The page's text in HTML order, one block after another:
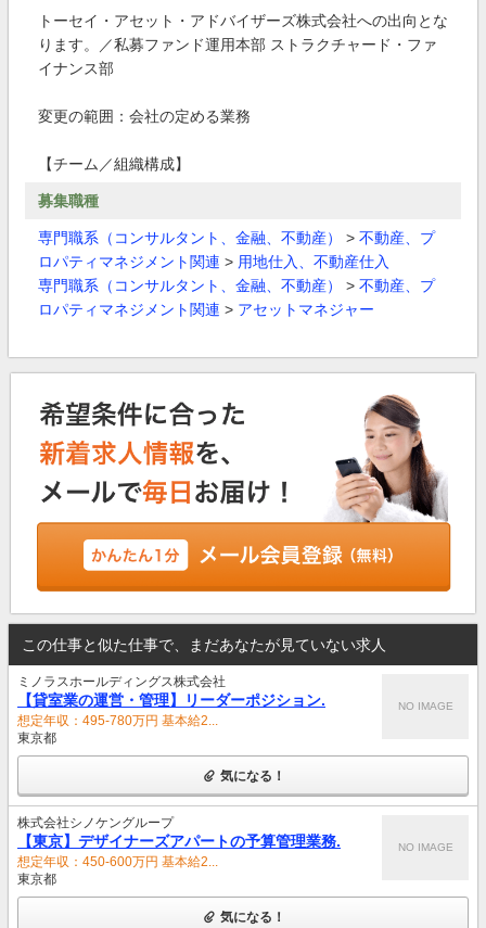
トーセイ・アセット・アドバイザーズ株式会社への出向とな
ります。／私募ファンド運用本部 ストラクチャード・ファ
イナンス部
変更の範囲：会社の定める業務
【チーム／組織構成】
募集職種
専門職系（コンサルタント、金融、不動産） > 不動産、プ
ロパティマネジメント関連 > 用地仕入、不動産仕入
専門職系（コンサルタント、金融、不動産）
> 不動産、プ
ロパティマネジメント関連 > アセットマネジャー
この仕事と似た仕事で、まだあなたが見ていない求人
ミノラスホールディングス株式会社
【貸室業の運営・管理】リーダーポジション.
想定年収：495-780万円 基本給2...
東京都
NO IMAGE
気になる！
株式会社シノケングループ
【東京】デザイナーズアパートの予算管理業務.
想定年収：450-600万円 基本給2...
東京都
NO IMAGE
気になる！